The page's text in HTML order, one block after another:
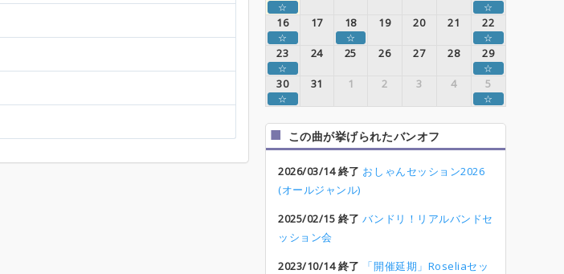
☆ ☆
16 17 18 19 20 21 22
☆ ☆ ☆
23 24 25 26 27 28 29
☆ ☆
30 31 1 2 3 4 5
☆ ☆
この曲が挙げられたバンオフ
2026/03/14 終了 おしゃんセッション2026
(オールジャンル)
2025/02/15 終了 バンドリ！リアルバンドセ
ッション会
2023/10/14 終了
「開催延期」Roseliaセッ